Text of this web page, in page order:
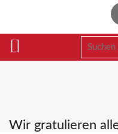
Suchen
Wir gratulieren